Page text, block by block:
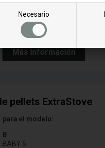
Necesario
Más información
pellets ExtraStove
para el modelo:
B
BABY 5